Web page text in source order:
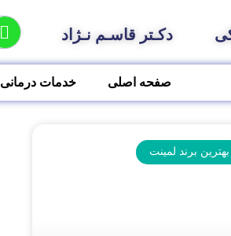
دکـتر قاسـم نـژاد
صفحه اصلی خدمات درمانی
بهترین برند لمینت